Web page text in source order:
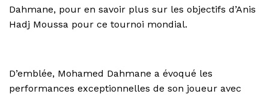
Dahmane, pour en savoir plus sur les objectifs d’Anis
Hadj Moussa pour ce tournoi mondial.
D’emblée, Mohamed Dahmane a évoqué les
performances exceptionnelles de son joueur avec